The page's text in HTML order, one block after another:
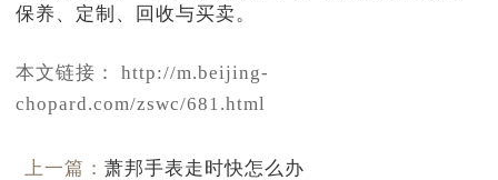
本文链接： http://m.beijing-
chopard.com/zswc/681.html
上一篇：萧邦手表走时快怎么办